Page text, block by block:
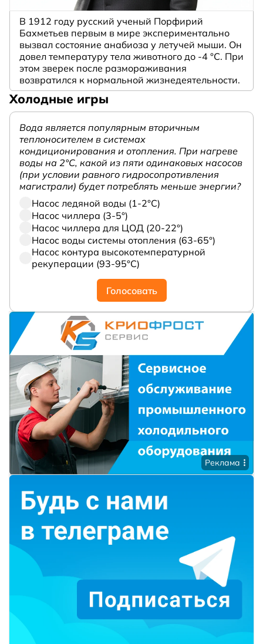
В 1912 году русский ученый Порфирий
Бахметьев первым в мире экспериментально
вызвал состояние анабиоза у летучей мыши. Он
довел температуру тела животного до -4 °C. При
этом зверек после размораживания
возвратился к нормальной жизнедеятельности.
Холодные игры
Вода является популярным вторичным
теплоносителем в системах
кондиционирования и отопления. При нагреве
воды на 2°С, какой из пяти одинаковых насосов
(при условии равного гидросопротивления
магистрали) будет потреблять меньше энергии?
Насос ледяной воды (1-2°С)
Насос чиллера (3-5°)
Насос чиллера для ЦОД (20-22°)
Насос воды системы отопления (63-65°)
Насос контура высокотемпературной
рекуперации (93-95°С)
Голосовать
Реклама